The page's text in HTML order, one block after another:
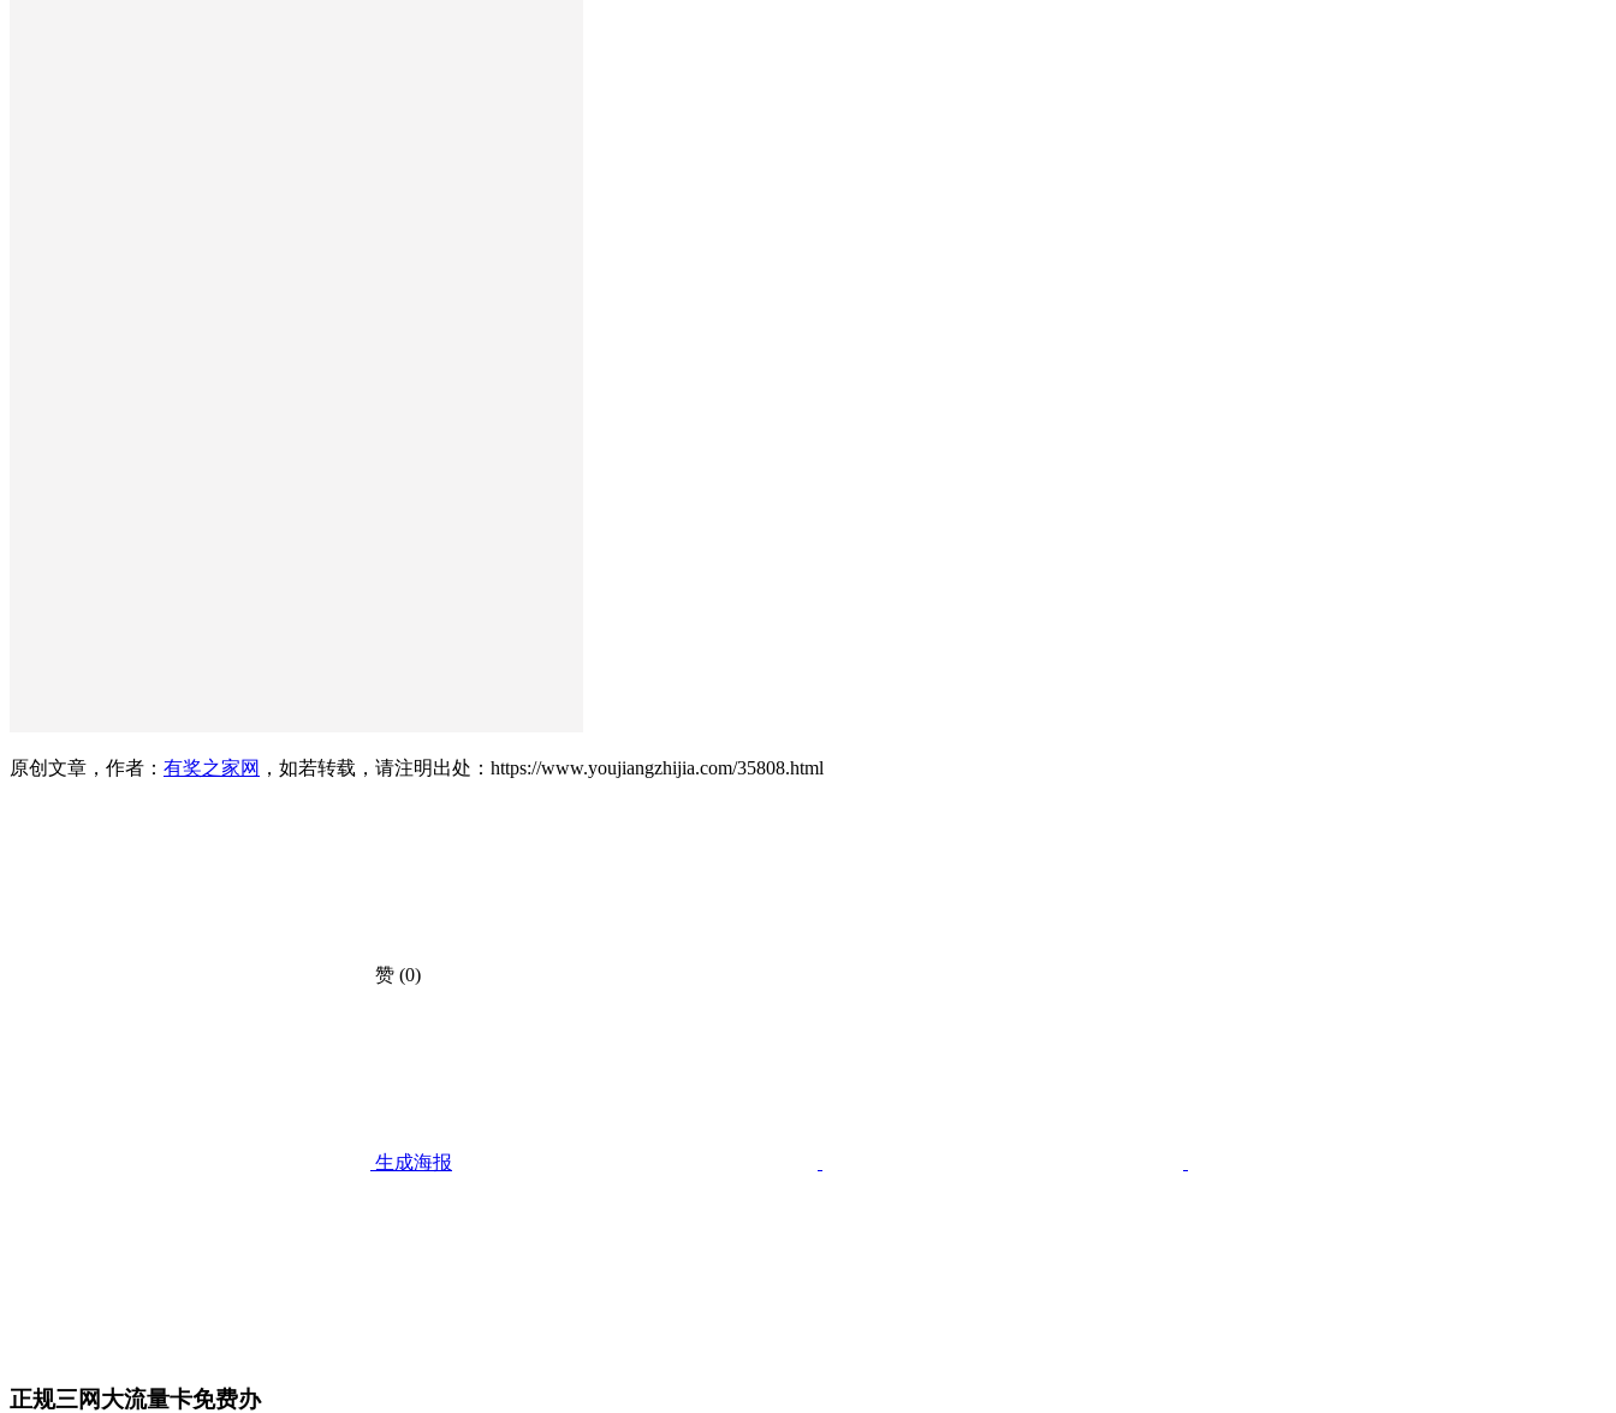
原创文章，作者： 有奖之家网 ，如若转载，请注明出处：https://www.youjiangzhijia.com/35808.html
赞 (0)
生成海报
正规三网大流量卡免费办